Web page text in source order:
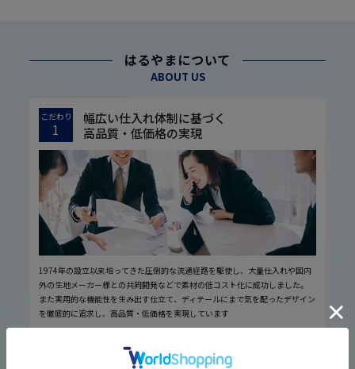
はるやまについて
ABOUT US
こだわり
1
幅広い仕入れ体制に基づく
高品質・低価格の実現
1974年の設立以来培ってきた圧倒的な流通経路を駆使し、大量仕入れや国内
外の生地メーカー様との共同開発などで素材の低コスト化に成功しました。
また実用的な機能性を生み出す仕立て、ディテールにまで気を配ったデザイン
を徹底的に追求し、高品質・低価格を実現しています
厳しい品質管理体制に基づく